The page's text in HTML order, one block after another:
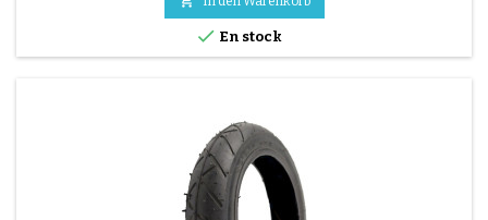
 En stock